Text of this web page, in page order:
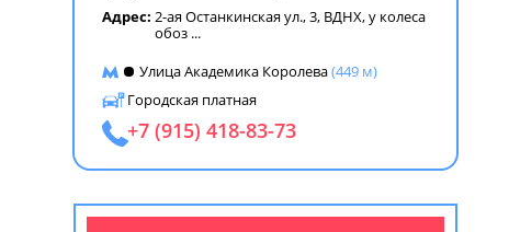
Адрес: 2-ая Останкинская ул., 3, ВДНХ, у колеса
обоз ...
Улица Академика Королева(449 м)
Городская платная
+7 (915) 418-83-73